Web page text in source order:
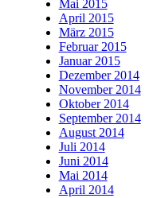
Mai 2015
April 2015
März 2015
Februar 2015
Januar 2015
Dezember 2014
November 2014
Oktober 2014
September 2014
August 2014
Juli 2014
Juni 2014
Mai 2014
April 2014